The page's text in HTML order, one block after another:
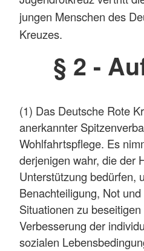
jungen Menschen des
Kreuzes.
§ 2 -
(1) Das Deutsche Rote
anerkannter
Wohlfahrtspflege. Es
derjenigen wahr, die der
Unterstützung bedürfen,
Benachteiligung, Not
Situationen zu
Verbesserung der
sozialen